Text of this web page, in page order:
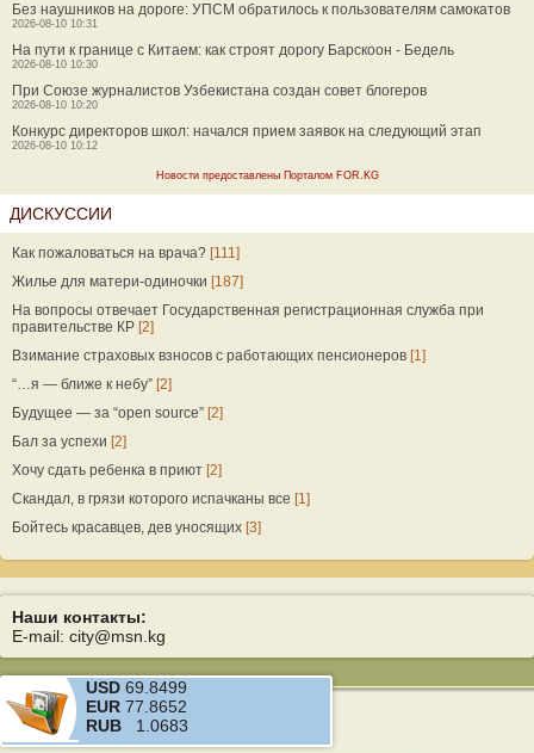
Без наушников на дороге: УПСМ обратилось к пользователям самокатов
2026-08-10 10:31
На пути к границе с Китаем: как строят дорогу Барскоон - Бедель
2026-08-10 10:30
При Союзе журналистов Узбекистана создан совет блогеров
2026-08-10 10:20
Конкурс директоров школ: начался прием заявок на следующий этап
2026-08-10 10:12
Новости предоставлены Порталом FOR.KG
ДИСКУССИИ
Как пожаловаться на врача? [111]
Жилье для матери-одиночки [187]
На вопросы отвечает Государственная регистрационная служба при
правительстве КР [2]
Взимание страховых взносов с работающих пенсионеров [1]
“…я — ближе к небу” [2]
Будущее — за “open source” [2]
Бал за успехи [2]
Хочу сдать ребенка в приют [2]
Скандал, в грязи которого испачканы все [1]
Бойтесь красавцев, дев уносящих [3]
Наши контакты:
E-mail: city@msn.kg
USD 69.8499
EUR 77.8652
RUB 1.0683